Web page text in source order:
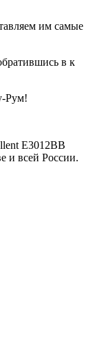
им самые
в к
Рум!
E3012BB
и всей России.